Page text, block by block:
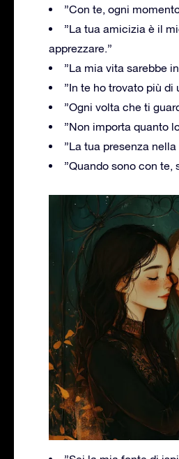
”Con te, ogni
”La tua amicizia è il
apprezzare.”
”La mia vita sarebbe
”In te ho trovato più
”Ogni volta che ti
”Non importa quanto
”La tua presenza
”Quando sono con